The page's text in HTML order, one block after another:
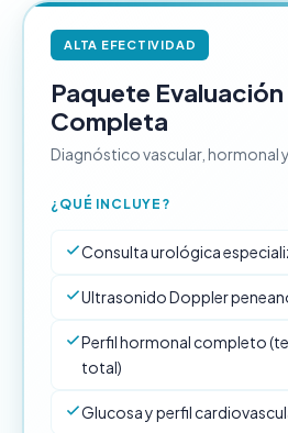
ALTA EFECTIVIDAD
Paquete
Completa
Diagnóstico vascular, hormonal
¿QUÉ INCLUYE?
Consulta urológica
Ultrasonido Doppler
Perfil hormonal completo
total)
Glucosa y perfil